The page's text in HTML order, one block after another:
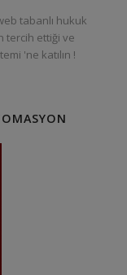
tabanlı hukuk
tercih ettiği ve
'ne katılın !